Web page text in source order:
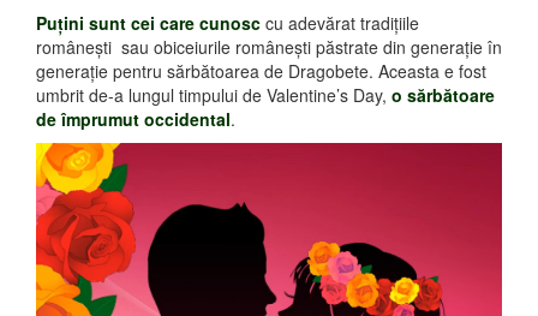
Puţini sunt cei care cunosc cu adevărat tradiţiile
româneşti sau obiceiurile româneşti păstrate din generaţie în
generaţie pentru sărbătoarea de Dragobete. Aceasta e fost
umbrit de-a lungul timpului de Valentine’s Day, o sărbătoare
de împrumut occidental.